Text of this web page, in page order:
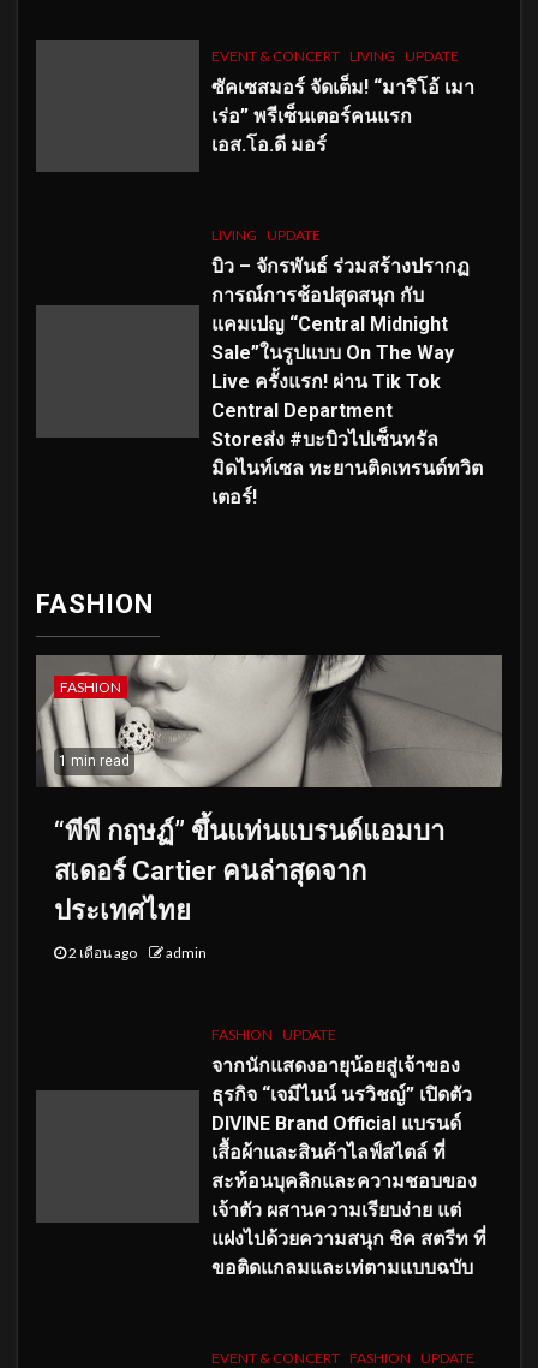
EVENT & CONCERT LIVING UPDATE
ซัคเซสมอร์ จัดเต็ม! “มาริโอ้ เมา
เร่อ” พรีเซ็นเตอร์คนแรก
เอส.โอ.ดี มอร์
LIVING UPDATE
บิว – จักรพันธ์ ร่วมสร้างปรากฏ
การณ์การช้อปสุดสนุก กับ
แคมเปญ “Central Midnight
Sale”ในรูปแบบ On The Way
Live ครั้งแรก! ผ่าน Tik Tok
Central Department
Storeส่ง #บะบิวไปเซ็นทรัล
มิดไนท์เซล ทะยานติดเทรนด์ทวิต
เตอร์!
FASHION
FASHION
1 min read
“พีพี กฤษฏ์” ขึ้นแท่นแบรนด์แอมบา
สเดอร์ Cartier คนล่าสุดจาก
ประเทศไทย
2 เดือน ago admin
FASHION UPDATE
จากนักแสดงอายุน้อยสู่เจ้าของ
ธุรกิจ “เจมีไนน์ นรวิชญ์” เปิดตัว
DIVINE Brand Official แบรนด์
เสื้อผ้าและสินค้าไลฟ์สไตล์ ที่
สะท้อนบุคลิกและความชอบของ
เจ้าตัว ผสานความเรียบง่าย แต่
แฝงไปด้วยความสนุก ชิค สตรีท ที่
ขอติดแกลมและเท่ตามแบบฉบับ
EVENT & CONCERT FASHION UPDATE